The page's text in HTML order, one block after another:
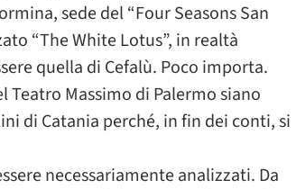
sede del “Four Seasons San
“The White Lotus”, in realtà
quella di Cefalù. Poco importa.
Massimo di Palermo siano
di Catania perché, in fin dei conti, si
necessariamente analizzati. Da